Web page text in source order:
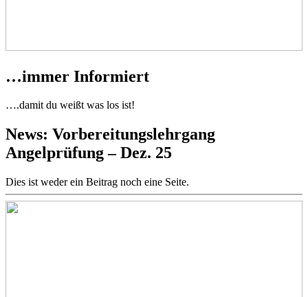
…immer Informiert
….damit du weißt was los ist!
News: Vorbereitungslehrgang
Angelprüfung – Dez. 25
Dies ist weder ein Beitrag noch eine Seite.